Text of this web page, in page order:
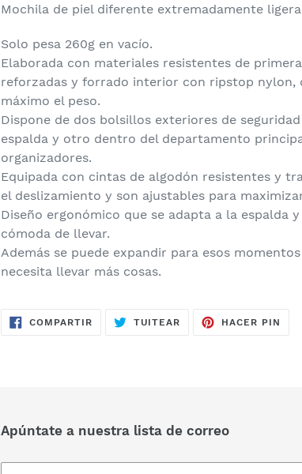
Mochila de piel diferente extremadamente
Solo pesa 260g en vacío.
Elaborada con materiales resistentes de
reforzadas y forrado interior con ripstop nylon,
máximo el peso.
Dispone de dos bolsillos exteriores de
espalda y otro dentro del departamento
organizadores.
Equipada con cintas de algodón resistentes y
el deslizamiento y son ajustables para
Diseño ergonómico que se adapta a la espalda
cómoda de llevar.
Además se puede expandir para esos
necesita llevar más cosas.
COMPARTIRCOMPARTIR
EN
TUITEAR TUITEARHACER PIN
Apúntate a nuestra lista de correo